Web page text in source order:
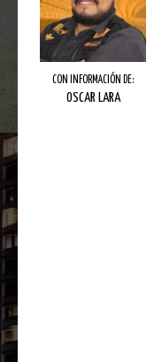
CON INFORMACIÓN DE:
OSCAR LARA